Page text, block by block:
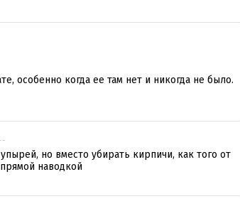
особенно когда ее там нет и никогда не было.
но вместо убирать кирпичи, как того от
наводкой